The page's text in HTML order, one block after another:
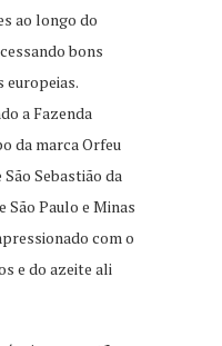
ao longo do
bons
europeias.
a Fazenda
da marca Orfeu
Sebastião da
São Paulo e Minas
com o
e do azeite ali